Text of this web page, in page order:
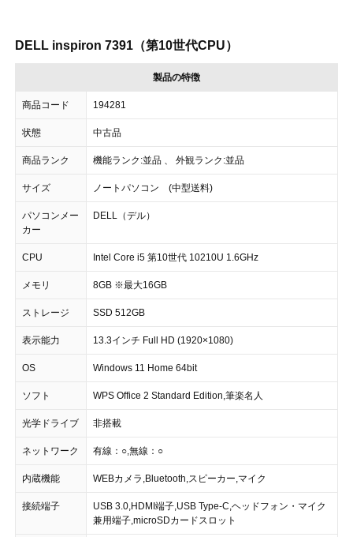
DELL inspiron 7391（第10世代CPU）
製品の特徴
商品コード 194281
状態 中古品
商品ランク 機能ランク:並品 、 外観ランク:並品
サイズ ノートパソコン (中型送料)
パソコンメー
カー
DELL（デル）
CPU Intel Core i5 第10世代 10210U 1.6GHz
メモリ 8GB ※最大16GB
ストレージ SSD 512GB
表示能力 13.3インチ Full HD (1920×1080)
OS Windows 11 Home 64bit
ソフト WPS Office 2 Standard Edition,筆楽名人
光学ドライブ 非搭載
ネットワーク 有線：○,無線：○
内蔵機能 WEBカメラ,Bluetooth,スピーカー,マイク
接続端子
USB 3.0,HDMI端子,USB Type-C,ヘッドフォン・マイク
兼用端子,microSDカードスロット